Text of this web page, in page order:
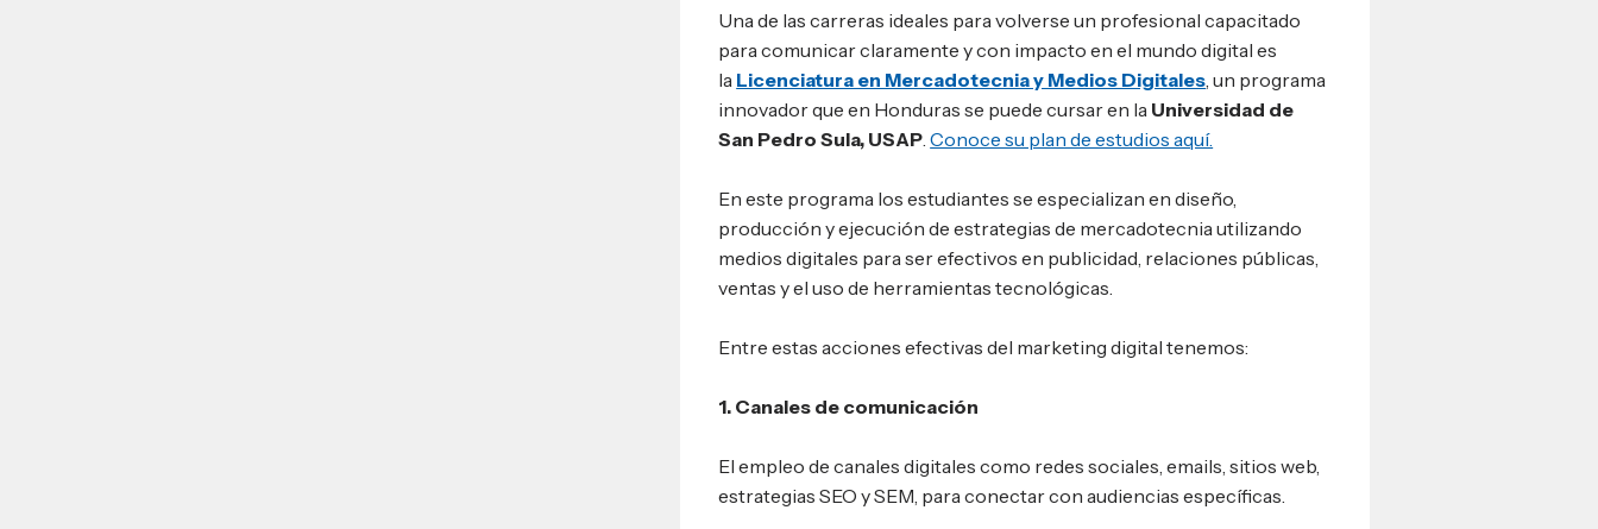
Una de las carreras ideales para volverse un profesional capacitado
para comunicar claramente y con impacto en el mundo digital es
la Licenciatura en Mercadotecnia y Medios Digitales, un programa
innovador que en Honduras se puede cursar en la Universidad de
San Pedro Sula, USAP.Conoce su plan de estudios aquí.
En este programa los estudiantes se especializan en diseño,
producción y ejecución de estrategias de mercadotecnia utilizando
medios digitales para ser efectivos en publicidad, relaciones públicas,
ventas y el uso de herramientas tecnológicas.
Entre estas acciones efectivas del marketing digital tenemos:
1. Canales de comunicación
El empleo de canales digitales como redes sociales, emails, sitios web,
estrategias SEO y SEM, para conectar con audiencias específicas.